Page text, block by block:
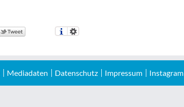
Mediadaten Datenschutz Impressum Instagram